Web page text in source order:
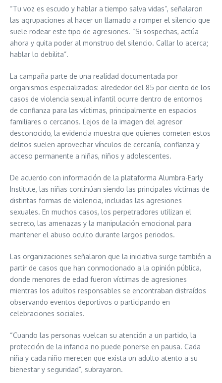
“Tu voz es escudo y hablar a tiempo salva vidas”, señalaron
las agrupaciones al hacer un llamado a romper el silencio que
suele rodear este tipo de agresiones. “Si sospechas, actúa
ahora y quita poder al monstruo del silencio. Callar lo acerca;
hablar lo debilita”.
La campaña parte de una realidad documentada por
organismos especializados: alrededor del 85 por ciento de los
casos de violencia sexual infantil ocurre dentro de entornos
de confianza para las víctimas, principalmente en espacios
familiares o cercanos. Lejos de la imagen del agresor
desconocido, la evidencia muestra que quienes cometen estos
delitos suelen aprovechar vínculos de cercanía, confianza y
acceso permanente a niñas, niños y adolescentes.
De acuerdo con información de la plataforma Alumbra-Early
Institute, las niñas continúan siendo las principales víctimas de
distintas formas de violencia, incluidas las agresiones
sexuales. En muchos casos, los perpetradores utilizan el
secreto, las amenazas y la manipulación emocional para
mantener el abuso oculto durante largos periodos.
Las organizaciones señalaron que la iniciativa surge también a
partir de casos que han conmocionado a la opinión pública,
donde menores de edad fueron víctimas de agresiones
mientras los adultos responsables se encontraban distraídos
observando eventos deportivos o participando en
celebraciones sociales.
“Cuando las personas vuelcan su atención a un partido, la
protección de la infancia no puede ponerse en pausa. Cada
niña y cada niño merecen que exista un adulto atento a su
bienestar y seguridad”, subrayaron.